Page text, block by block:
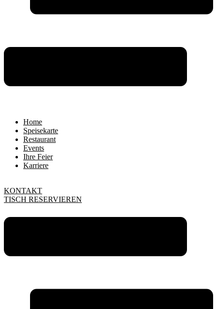
Home
Speisekarte
Restaurant
Events
Ihre Feier
Karriere
KONTAKT
TISCH RESERVIEREN